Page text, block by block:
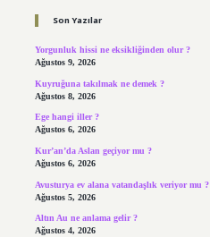
Son Yazılar
Yorgunluk hissi ne eksikliğinden olur ?
Ağustos 9, 2026
Kuyruğuna takılmak ne demek ?
Ağustos 8, 2026
Ege hangi iller ?
Ağustos 6, 2026
Kur’an’da Aslan geçiyor mu ?
Ağustos 6, 2026
Avusturya ev alana vatandaşlık veriyor mu ?
Ağustos 5, 2026
Altın Au ne anlama gelir ?
Ağustos 4, 2026